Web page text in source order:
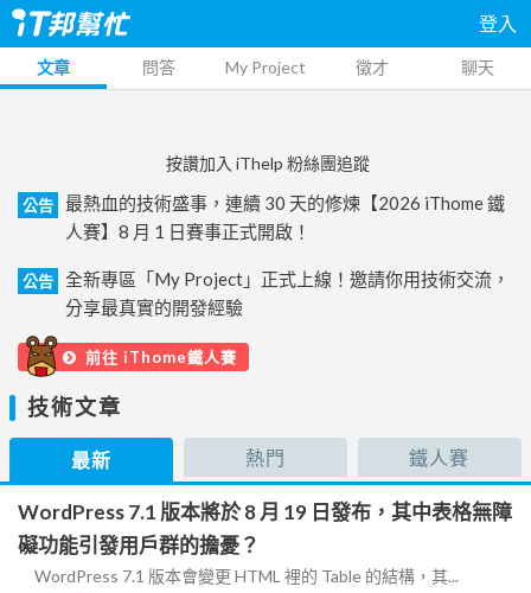
登入
文章 問答 My Project 徵才 聊天
按讚加入 iThelp 粉絲團追蹤
公告
最熱血的技術盛事，連續 30 天的修煉【2026 iThome 鐵
人賽】8 月 1 日賽事正式開啟！
公告
全新專區「My Project」正式上線！邀請你用技術交流，
分享最真實的開發經驗
前往 iThome鐵人賽
技術文章
最新 熱門 鐵人賽
WordPress 7.1 版本將於 8 月 19 日發布，其中表格無障
礙功能引發用戶群的擔憂？
WordPress 7.1 版本會變更 HTML 裡的 Table 的結構，其...